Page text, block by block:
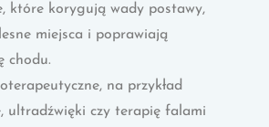
które korygują wady postawy,
miejsca i poprawiają
chodu.
na przykład
ultradźwięki czy terapię falami